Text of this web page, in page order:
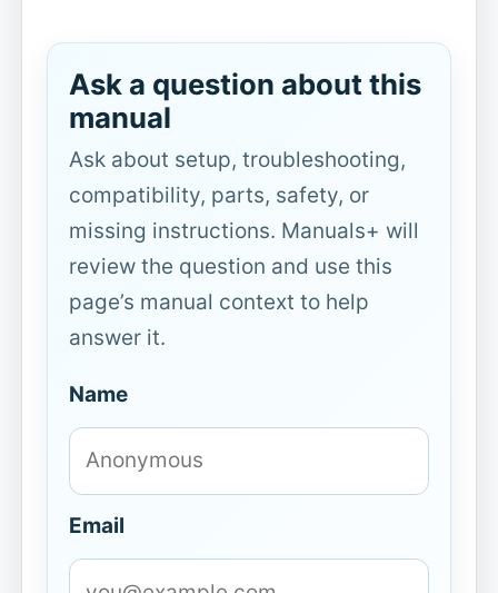
Ask a question about this
manual
Ask about setup, troubleshooting,
compatibility, parts, safety, or
missing instructions. Manuals+ will
review the question and use this
page’s manual context to help
answer it.
Name
Email